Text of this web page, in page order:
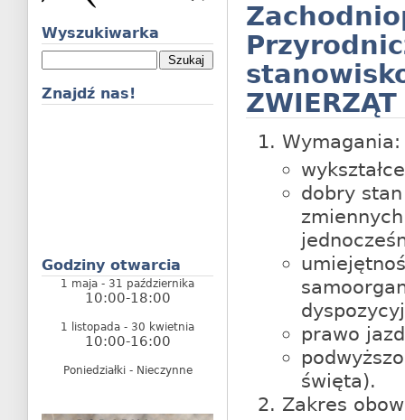
Wyszukiwarka
Znajdź nas!
Godziny otwarcia
1 maja - 31 października
10:00-18:00
1 listopada - 30 kwietnia
10:00-16:00
Poniedziałki - Nieczynne
Wymagania:
dobry
prawo
święta).
Zakres